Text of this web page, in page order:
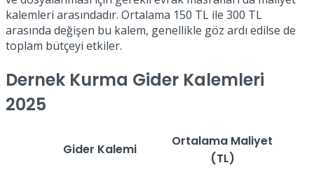
kalemleri arasındadır. Ortalama 150 TL ile 300 TL
arasında değişen bu kalem, genellikle göz ardı edilse de
toplam bütçeyi etkiler.
Dernek Kurma Gider Kalemleri
2025
Gider Kalemi
Ortalama Maliyet
(TL)